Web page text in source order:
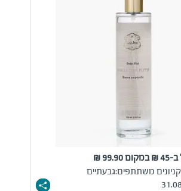
קניונים משתתפים:גבעתיים